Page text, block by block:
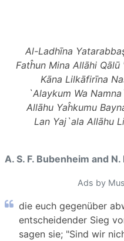
Al-Ladhīna
Fatĥun Mina Allāhi
Kāna Lilkāfirīna
`Alaykum Wa
Allāhu Yaĥkumu
Lan Yaj`ala Allāhu
A. S. F. Bubenheim and N.
Ads by
die euch gegenüber
entscheidender Sieg
sagen sie; "Sind wir